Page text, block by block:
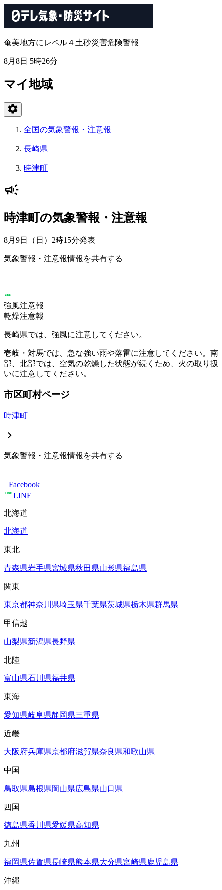
奄美地方にレベル４土砂災害危険警報
8月8日 5時26分
マイ地域
全国の気象警報・注意報
長崎県
時津町
時津町の気象警報・注意報
8月9日（日）2時15分発表
気象警報・注意報情報を共有する
強風注意報
乾燥注意報
長崎県では、強風に注意してください。
壱岐・対馬では、急な強い雨や落雷に注意してください。南
部、北部では、空気の乾燥した状態が続くため、火の取り扱
いに注意してください。
市区町村ページ
時津町
気象警報・注意報情報を共有する
Facebook
LINE
北海道
北海道
東北
青森県岩手県宮城県秋田県山形県福島県
関東
東京都神奈川県埼玉県千葉県茨城県栃木県群馬県
甲信越
山梨県新潟県長野県
北陸
富山県石川県福井県
東海
愛知県岐阜県静岡県三重県
近畿
大阪府兵庫県京都府滋賀県奈良県和歌山県
中国
鳥取県島根県岡山県広島県山口県
四国
徳島県香川県愛媛県高知県
九州
福岡県佐賀県長崎県熊本県大分県宮崎県鹿児島県
沖縄